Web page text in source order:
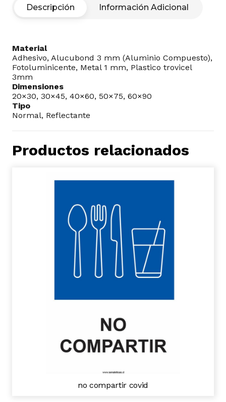
Descripción Información Adicional
Material
Adhesivo, Alucubond 3 mm (Aluminio Compuesto),
Fotoluminicente, Metal 1 mm, Plastico trovicel
3mm
Dimensiones
20×30, 30×45, 40×60, 50×75, 60×90
Tipo
Normal, Reflectante
Productos relacionados
no compartir covid